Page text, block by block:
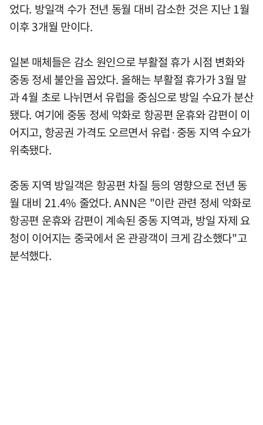
었다. 방일객 수가 전년 동월 대비 감소한 것은 지난 1월
이후 3개월 만이다.
일본 매체들은 감소 원인으로 부활절 휴가 시점 변화와
중동 정세 불안을 꼽았다. 올해는 부활절 휴가가 3월 말
과 4월 초로 나뉘면서 유럽을 중심으로 방일 수요가 분산
됐다. 여기에 중동 정세 악화로 항공편 운휴와 감편이 이
어지고, 항공권 가격도 오르면서 유럽·중동 지역 수요가
위축됐다.
중동 지역 방일객은 항공편 차질 등의 영향으로 전년 동
월 대비 21.4% 줄었다. ANN은 "이란 관련 정세 악화로
항공편 운휴와 감편이 계속된 중동 지역과, 방일 자제 요
청이 이어지는 중국에서 온 관광객이 크게 감소했다"고
분석했다.